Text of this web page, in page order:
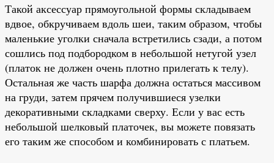
Такой аксессуар прямоугольной формы складываем
вдвое, обкручиваем вдоль шеи, таким образом, чтобы
маленькие уголки сначала встретились сзади, а потом
сошлись под подбородком в небольшой нетугой узел
(платок не должен очень плотно прилегать к телу).
Остальная же часть шарфа должна остаться массивом
на груди, затем прячем получившиеся узелки
декоративными складками сверху. Если у вас есть
небольшой шелковый платочек, вы можете повязать
его таким же способом и комбинировать с платьем.